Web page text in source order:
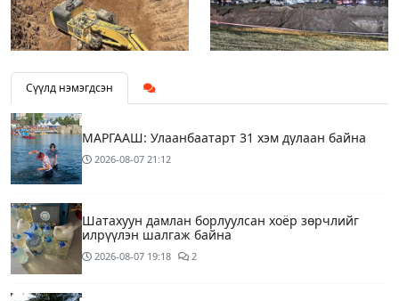
Сүүлд нэмэгдсэн
МАРГААШ: Улаанбаатарт 31 хэм дулаан байна
2026-08-07 21:12
Шатахуун дамлан борлуулсан хоёр зөрчлийг
илрүүлэн шалгаж байна
2026-08-07 19:18 2